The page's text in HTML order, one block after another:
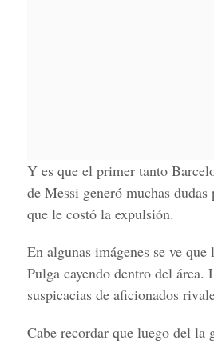
Y es que el primer tanto
de Messi generó muchas
que le costó la expulsión.
En algunas imágenes se ve
Pulga cayendo dentro del área.
suspicacias de aficionados
Cabe recordar que luego del